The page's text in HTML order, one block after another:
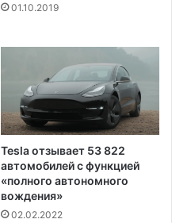
01.10.2019
Tesla отзывает 53 822
автомобилей с функцией
«полного автономного
вождения»
02.02.2022